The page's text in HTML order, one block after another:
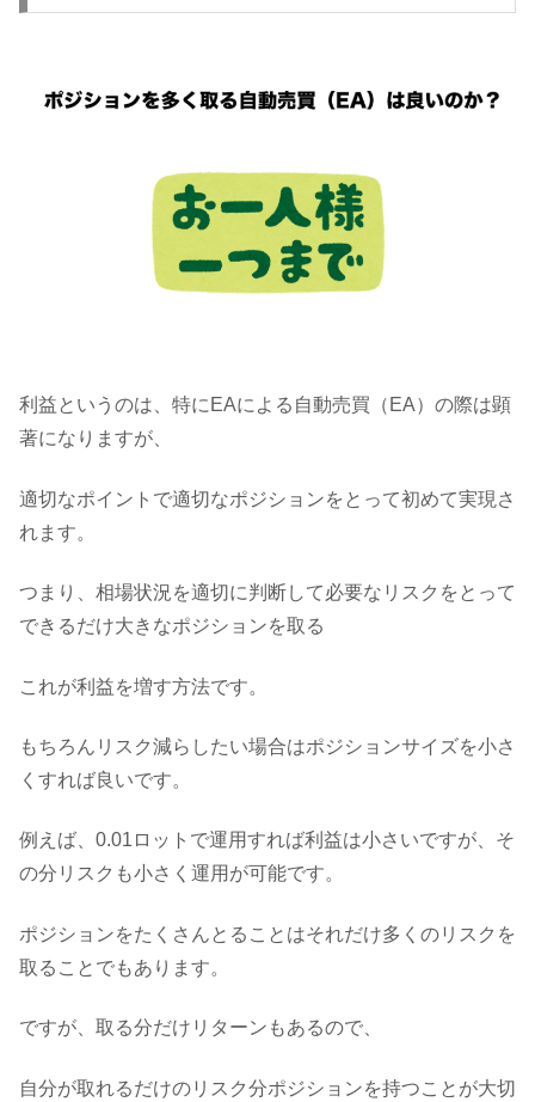
利益というのは、特にEAによる自動売買（EA）の際は顕
著になりますが、
適切なポイントで適切なポジションをとって初めて実現さ
れます。
つまり、相場状況を適切に判断して必要なリスクをとって
できるだけ大きなポジションを取る
これが利益を増す方法です。
もちろんリスク減らしたい場合はポジションサイズを小さ
くすれば良いです。
例えば、0.01ロットで運用すれば利益は小さいですが、そ
の分リスクも小さく運用が可能です。
ポジションをたくさんとることはそれだけ多くのリスクを
取ることでもあります。
ですが、取る分だけリターンもあるので、
自分が取れるだけのリスク分ポジションを持つことが大切